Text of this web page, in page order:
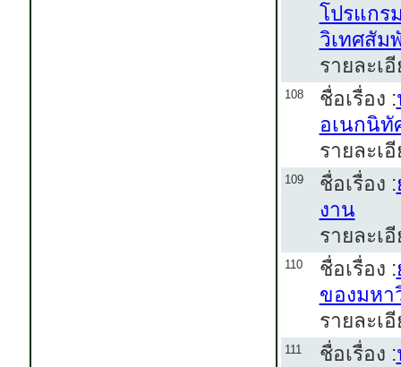
โปรแกร
วิเทศสัม
รายละเ
108 ชื่อเรื่อง :
อเนกนิทั
รายละเ
109 ชื่อเรื่อง :
งาน
รายละเ
110 ชื่อเรื่อง :
ของมหา
รายละเ
111 ชื่อเรื่อง :